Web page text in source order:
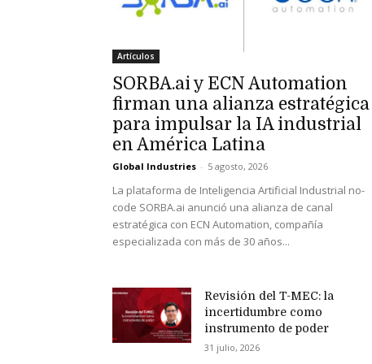
Artículos
SORBA.ai y ECN Automation
firman una alianza estratégica
para impulsar la IA industrial
en América Latina
Global Industries - 5 agosto, 2026
La plataforma de Inteligencia Artificial Industrial no-
code SORBA.ai anunció una alianza de canal
estratégica con ECN Automation, compañía
especializada con más de 30 años...
Revisión del T-MEC: la
incertidumbre como
instrumento de poder
31 julio, 2026